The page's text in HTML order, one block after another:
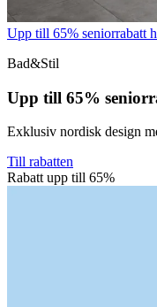
Upp till 65% seniorrabatt
Bad&Stil
Upp till 65%
Exklusiv nordisk design
Till rabatten
Rabatt upp till 65%